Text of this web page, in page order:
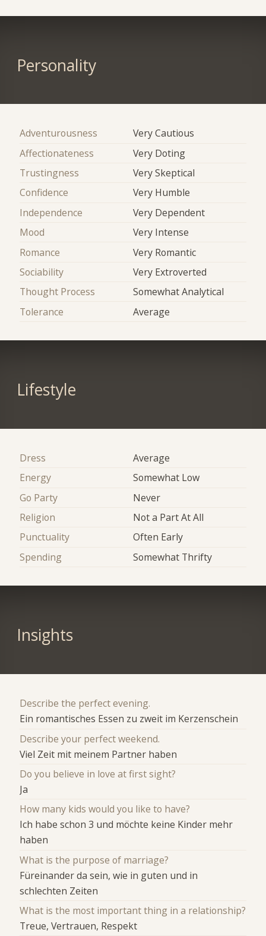
Personality
Adventurousness
Very Cautious
Affectionateness
Very Doting
Trustingness
Very Skeptical
Confidence
Very Humble
Independence
Very Dependent
Mood
Very Intense
Romance
Very Romantic
Sociability
Very Extroverted
Thought Process
Somewhat Analytical
Tolerance
Average
Lifestyle
Dress
Average
Energy
Somewhat Low
Go Party
Never
Religion
Not a Part At All
Punctuality
Often Early
Spending
Somewhat Thrifty
Insights
Describe the perfect evening.
Ein romantisches Essen zu zweit im Kerzenschein
Describe your perfect weekend.
Viel Zeit mit meinem Partner haben
Do you believe in love at first sight?
Ja
How many kids would you like to have?
Ich habe schon 3 und möchte keine Kinder mehr
haben
What is the purpose of marriage?
Füreinander da sein, wie in guten und in
schlechten Zeiten
What is the most important thing in a relationship?
Treue, Vertrauen, Respekt